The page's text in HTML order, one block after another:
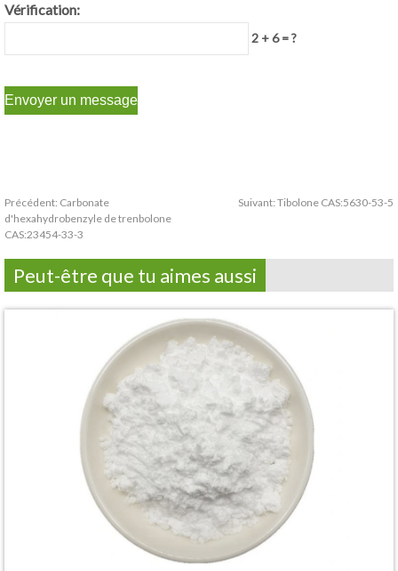
Vérification:
2 + 6 = ?
Précédent: Carbonate
d'hexahydrobenzyle de trenbolone
CAS:23454-33-3
Suivant: Tibolone CAS:5630-53-5
Peut-être que tu aimes aussi